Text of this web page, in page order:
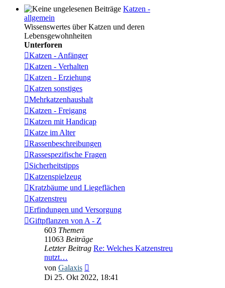
Katzen -
allgemein
Wissenswertes über Katzen und deren
Lebensgewohnheiten
Unterforen
Katzen - Anfänger
Katzen - Verhalten
Katzen - Erziehung
Katzen sonstiges
Mehrkatzenhaushalt
Katzen - Freigang
Katzen mit Handicap
Katze im Alter
Rassenbeschreibungen
Rassespezifische Fragen
Sicherheitstipps
Katzenspielzeug
Kratzbäume und Liegeflächen
Katzenstreu
Erfindungen und Versorgung
Giftpflanzen von A - Z
603 Themen
11063 Beiträge
Letzter Beitrag Re: Welches Katzenstreu
nutzt…
von Galaxis
Beitrag
Di 25. Okt 2022, 18:41